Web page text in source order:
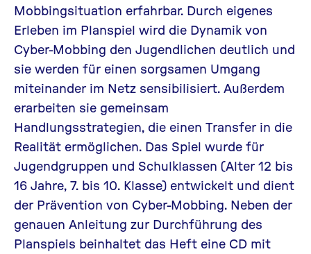
Mobbingsituation erfahrbar. Durch eigenes
Erleben im Planspiel wird die Dynamik von
Cyber-Mobbing den Jugendlichen deutlich und
sie werden für einen sorgsamen Umgang
miteinander im Netz sensibilisiert. Außerdem
erarbeiten sie gemeinsam
Handlungsstrategien, die einen Transfer in die
Realität ermöglichen. Das Spiel wurde für
Jugendgruppen und Schulklassen (Alter 12 bis
16 Jahre, 7. bis 10. Klasse) entwickelt und dient
der Prävention von Cyber-Mobbing. Neben der
genauen Anleitung zur Durchführung des
Planspiels beinhaltet das Heft eine CD mit